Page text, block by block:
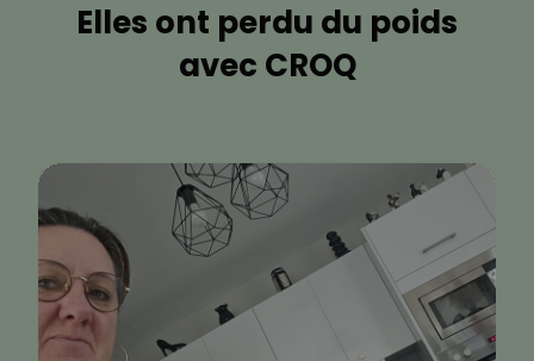
Elles ont perdu du poids
avec CROQ